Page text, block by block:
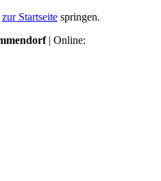
zur Startseite springen.
| Online: